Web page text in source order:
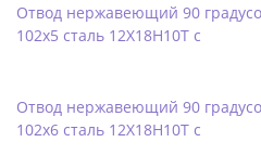
Отвод нержавеющий 90
102х5 сталь 12Х18Н10Т с
Отвод нержавеющий 90
102х6 сталь 12Х18Н10Т с